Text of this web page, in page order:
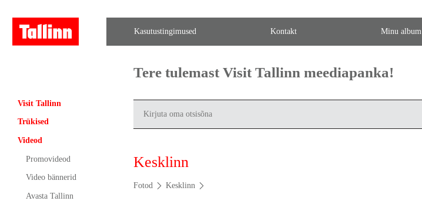
Kasutustingimused Kontakt Minu album
Visit Tallinn
Trükised
Videod
Promovideod
Video bännerid
Avasta Tallinn
Tere tulemast Visit Tallinn meediapanka!
Kesklinn
Fotod Kesklinn